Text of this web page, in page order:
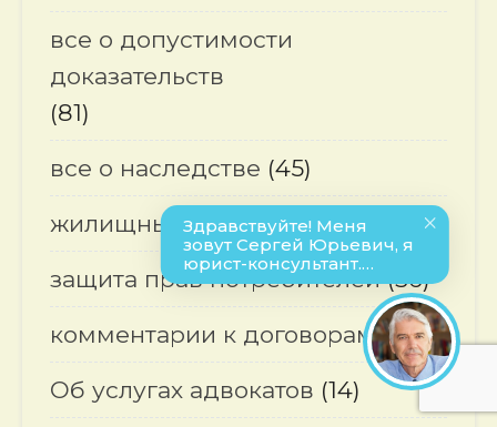
все о допустимости
доказательств
(81)
все о наследстве (45)
жилищные споры(26)
защита прав потребителей(36)
комментарии к договорам(14)
Об услугах адвокатов (14)